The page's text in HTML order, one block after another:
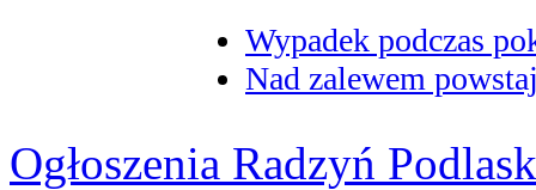
Wypadek podczas
Nad zalewem
Ogłoszenia Radzyń